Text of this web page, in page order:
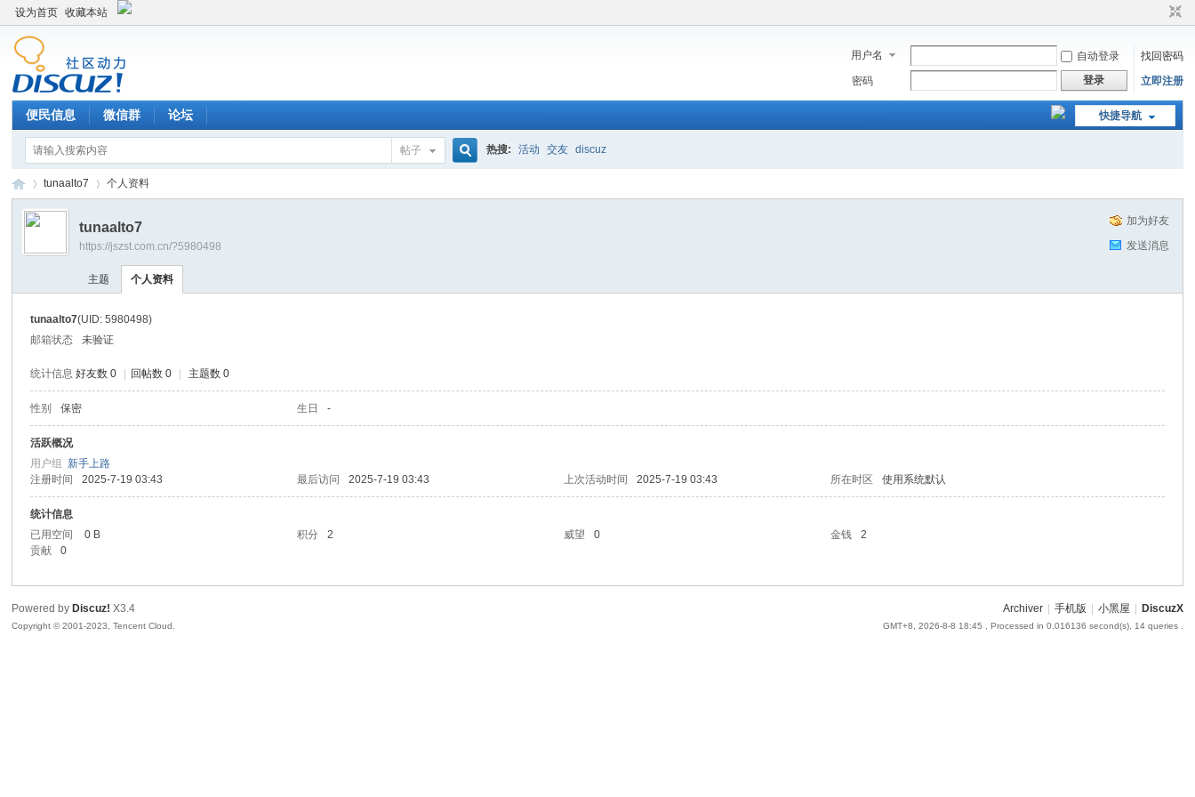
设为首页 收藏本站
用户名 自动登录
找回密码
密码
登录 立即注册
快捷导航
便民信息 微信群 论坛
帖子 热搜: 活动 交友 discuz
uz!
›
tunaalto7 个人资料
加为好友
发送消息
tunaalto7
https://jszst.com.cn/?5980498
主题 个人资料
tunaalto7(UID: 5980498)
邮箱状态
未验证
统计信息 好友数 0 回帖数 0 主题数 0
性别 保密 生日 -
活跃概况
用户组新手上路
注册时间
2025-7-19 03:43 最后访问 2025-7-19 03:43 上次活动时间 2025-7-19 03:43 所在时区 使用系统默认
统计信息
已用空间
0 B 积分 2 威望 0 金钱
2
贡献
0
Archiver 手机版 小黑屋 DiscuzX
GMT+8, 2026-8-8 18:45 , Processed in 0.016136 second(s), 14 queries .
Powered by Discuz! X3.4
Copyright © 2001-2023, Tencent Cloud.